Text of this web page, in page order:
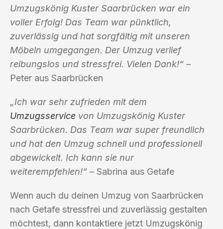
Umzugskönig Kuster Saarbrücken war ein
voller Erfolg! Das Team war pünktlich,
zuverlässig und hat sorgfältig mit unseren
Möbeln umgegangen. Der Umzug verlief
reibungslos und stressfrei. Vielen Dank!“ –
Peter aus Saarbrücken
„Ich war sehr zufrieden mit dem
Umzugsservice von Umzugskönig Kuster
Saarbrücken. Das Team war super freundlich
und hat den Umzug schnell und professionell
abgewickelt. Ich kann sie nur
weiterempfehlen!“ – Sabrina aus Getafe
Wenn auch du deinen Umzug von Saarbrücken
nach Getafe stressfrei und zuverlässig gestalten
möchtest, dann kontaktiere jetzt Umzugskönig